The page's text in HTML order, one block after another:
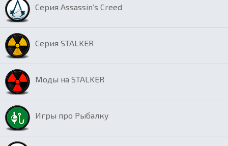
Серия Assassin’s Creed
Серия STALKER
Моды на STALKER
Игры про Рыбалку